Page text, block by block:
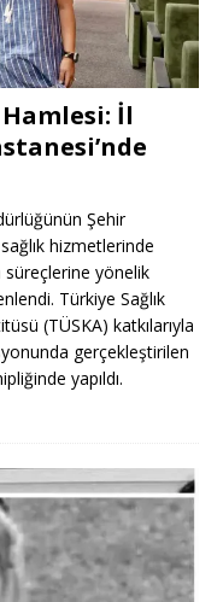
İl
Şehir
hizmetlerinde
yönelik
Türkiye Sağlık
(TÜSKA) katkılarıyla
gerçekleştirilen
yapıldı.